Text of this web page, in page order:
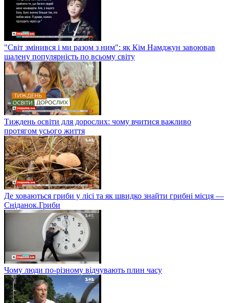
"Світ змінився і ми разом з ним": як Кім Намджун завоював
шалену популярність по всьому світу
Тиждень освіти для дорослих: чому вчитися важливо
протягом усього життя
Де ховаються гриби у лісі та як швидко знайти грибні місця —
Сніданок.Гриби
Чому люди по-різному відчувають плин часу